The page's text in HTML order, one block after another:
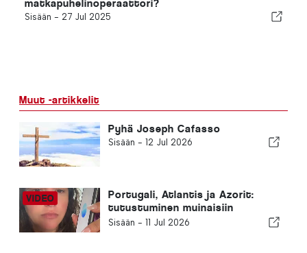
matkapuhelinoperaattori?
Sisään - 27 Jul 2025
Muut -artikkelit
Pyhä Joseph Cafasso
Sisään - 12 Jul 2026
Portugali, Atlantis ja Azorit:
tutustuminen muinaisiin
sivilisaatioihin ja maapallon
Sisään - 11 Jul 2026